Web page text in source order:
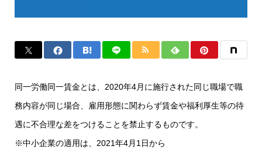
同一労働同一賃金とは、2020年4月に施行された同じ職場で職
務内容が同じ場合、雇用形態に関わらず賃金や福利厚生等の待
遇に不合理な差をつけることを禁止するものです。
※中小企業の適用は、2021年4月1日から